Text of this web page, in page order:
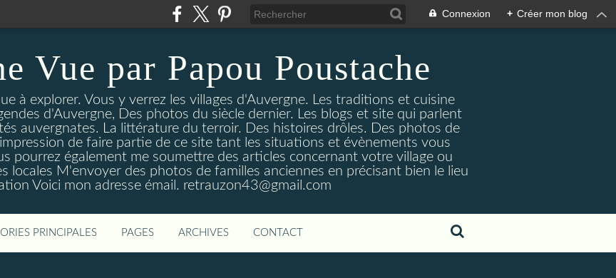
Connexion + Créer mon blog
Vue par Papou Poustache
à explorer. Vous y verrez les villages d'Auvergne. Les traditions et cuisine
d'Auvergne, Des photos du siècle dernier. Les blogs et site qui parlent
auvergnates. La littérature du terroir. Des histoires drôles. Des photos de
de faire partie de ce site tant les situations et évènements vous
pourrez également me soumettre des articles concernant votre village ou
locales M'envoyer des photos de familles anciennes en précisant bien le lieu
Voici mon adresse émail. retrauzon43@gmail.com
PRINCIPALES PAGES ARCHIVES CONTACT